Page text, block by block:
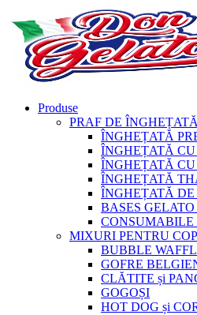
Produse
PRAF DE ÎNGHEȚATĂ
ÎNGHEȚATĂ
ÎNGHEȚATĂ
ÎNGHEȚATĂ CU
ÎNGHEȚATĂ
ÎNGHEȚATĂ DE
BASES
CONSUMABILE
MIXURI PENTRU
BUBBLE
GOFRE
CLĂTITE și
GOGOȘI
HOT DOG și